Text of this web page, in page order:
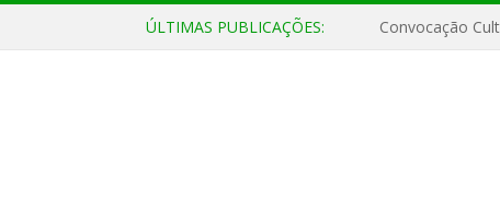
ÚLTIMAS PUBLICAÇÕES: Convocação